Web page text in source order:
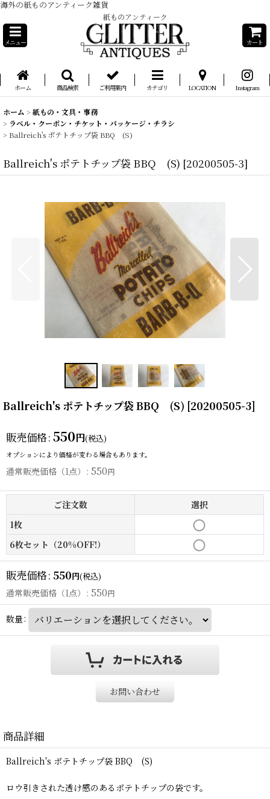
海外の紙ものアンティーク雑貨
紙ものアンティーク
メニュー カート
ホーム 商品検索 ご利用案内 カテゴリ LOCATION Instagram
ホーム > 紙もの・文具・事務
> ラベル・クーポン・チケット・パッケージ・チラシ
> Ballreich's ポテトチップ袋 BBQ (S)
Ballreich's ポテトチップ袋 BBQ (S) [20200505-3]
Ballreich's ポテトチップ袋 BBQ (S) [20200505-3]
販売価格: 550円(税込)
オプションにより価格が変わる場合もあります。
通常販売価格（1点） : 550円
ご注文数
選択
1枚
6枚セット（20%OFF!）
販売価格: 550円(税込)
通常販売価格（1点） : 550円
数量:
お問い合わせ
商品詳細
Ballreich's ポテトチップ袋 BBQ (S)
ロウ引きされた透け感のあるポテトチップの袋です。